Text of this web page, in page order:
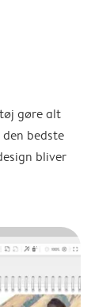
gøre alt
bedste
bliver